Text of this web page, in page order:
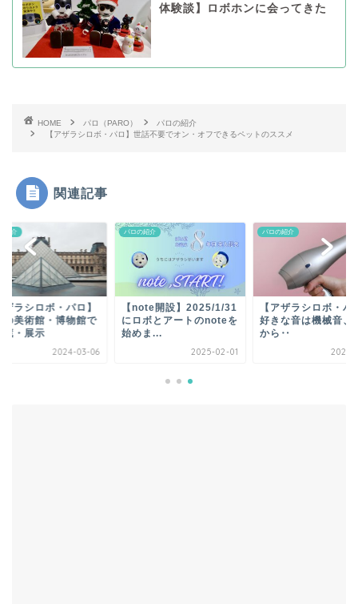
体験談】ロボホンに会ってきた
HOME パロ（PARO）
パロの紹介
【アザラシロボ・パロ】世話不要でオン・オフできるペットのススメ
関連記事
紹介
ザラシロボ・パロ】
の美術館・博物館で
蔵・展示
2024-03-06
パロの紹介
【note開設】2025/1/31
にロボとアートのnoteを
始めま...
2025-02-01
パロの紹介
【アザラシロボ・パ
好きな音は機械音、
から‥
2020-